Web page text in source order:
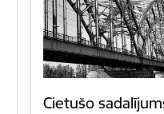
Cietušo